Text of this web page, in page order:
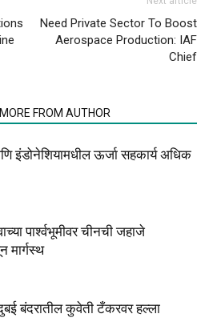
Need Private Sector To Boost
Aerospace Production: IAF
Chief
MORE FROM AUTHOR
इंडोनेशियामधील ऊर्जा सहकार्य अधिक
पार्श्वभूमीवर चीनची जहाजे
मार्गस्थ
बंदरातील कुवेती टँकरवर हल्ला